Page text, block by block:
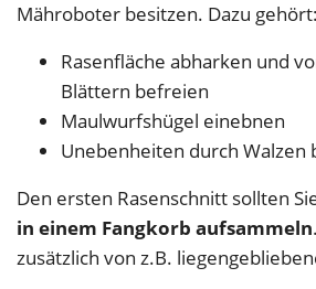
Mähroboter besitzen. Dazu gehört:
Rasenfläche abharken und
Blättern befreien
Maulwurfshügel einebnen
Unebenheiten durch Walzen
Den ersten Rasenschnitt sollten
in einem Fangkorb aufsammeln
zusätzlich von z.B.